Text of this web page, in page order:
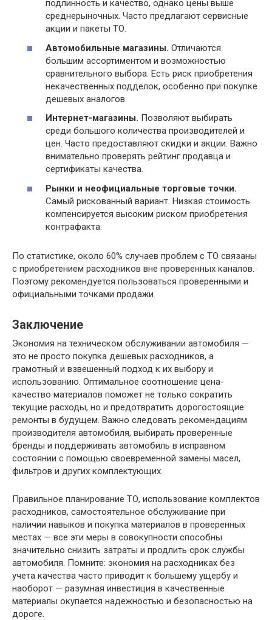
подлинность и качество, однако цены выше
среднерыночных. Часто предлагают сервисные
акции и пакеты ТО.
Автомобильные магазины. Отличаются
большим ассортиментом и возможностью
сравнительного выбора. Есть риск приобретения
некачественных подделок, особенно при покупке
дешевых аналогов.
Интернет-магазины. Позволяют выбирать
среди большого количества производителей и
цен. Часто предоставляют скидки и акции. Важно
внимательно проверять рейтинг продавца и
сертификаты качества.
Рынки и неофициальные торговые точки.
Самый рискованный вариант. Низкая стоимость
компенсируется высоким риском приобретения
контрафакта.
По статистике, около 60% случаев проблем с ТО связаны
с приобретением расходников вне проверенных каналов.
Поэтому рекомендуется пользоваться проверенными и
официальными точками продажи.
Заключение
Экономия на техническом обслуживании автомобиля —
это не просто покупка дешевых расходников, а
грамотный и взвешенный подход к их выбору и
использованию. Оптимальное соотношение цена-
качество материалов поможет не только сократить
текущие расходы, но и предотвратить дорогостоящие
ремонты в будущем. Важно следовать рекомендациям
производителя автомобиля, выбирать проверенные
бренды и поддерживать автомобиль в исправном
состоянии с помощью своевременной замены масел,
фильтров и других комплектующих.
Правильное планирование ТО, использование комплектов
расходников, самостоятельное обслуживание при
наличии навыков и покупка материалов в проверенных
местах — все эти меры в совокупности способны
значительно снизить затраты и продлить срок службы
автомобиля. Помните: экономия на расходниках без
учета качества часто приводит к большему ущербу и
наоборот — разумная инвестиция в качественные
материалы окупается надежностью и безопасностью на
дороге.